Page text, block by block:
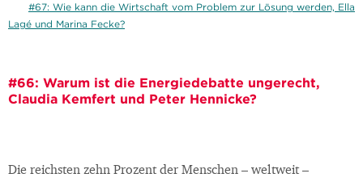
#67: Wie kann die Wirtschaft vom Problem zur Lösung werden, Ella
Lagé und Marina Fecke?
#66: Warum ist die Energiedebatte ungerecht,
Claudia Kemfert und Peter Hennicke?
Die reichsten zehn Prozent der Menschen – weltweit –